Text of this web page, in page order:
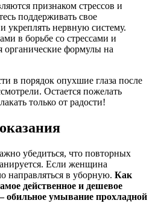
признаком стрессов и
поддерживать свое
укреплять нервную систему.
в борьбе со стрессами и
органические формулы на
в порядок опухшие глаза после
Остается пожелать
только от радости!
убедиться, что повторных
Если женщина
направляться в уборную. Как
действенное и дешевое
обильное умывание прохладной